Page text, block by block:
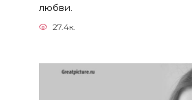
любви.
27.4к.